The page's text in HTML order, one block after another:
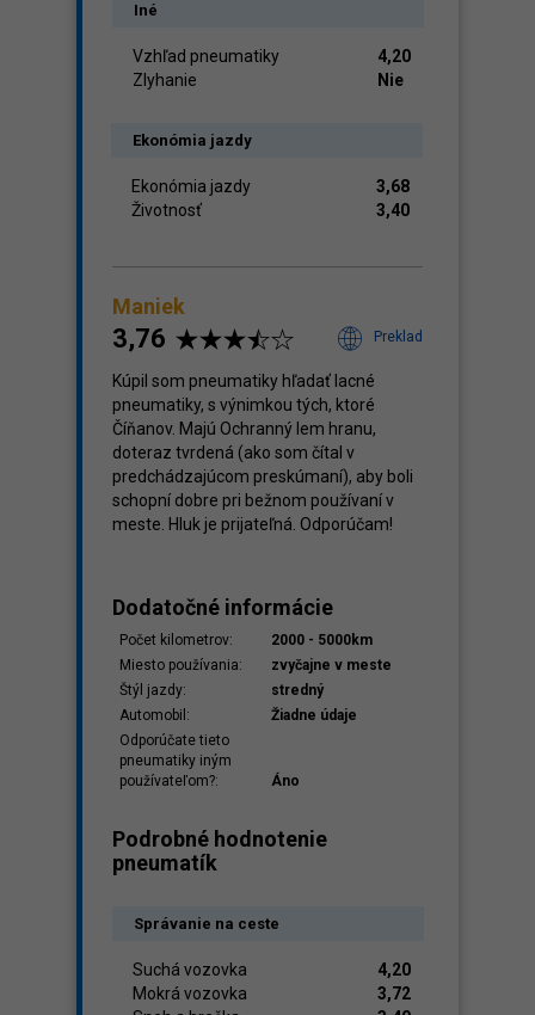
Iné
Vzhľad pneumatiky
4,20
Zlyhanie
Nie
Ekonómia jazdy
Ekonómia jazdy
3,68
Životnosť
3,40
Maniek
3,76 Preklad
Kúpil som pneumatiky hľadať lacné
pneumatiky, s výnimkou tých, ktoré
Číňanov. Majú Ochranný lem hranu,
doteraz tvrdená (ako som čítal v
predchádzajúcom preskúmaní), aby boli
schopní dobre pri bežnom používaní v
meste. Hluk je prijateľná. Odporúčam!
Dodatočné informácie
Počet kilometrov:
2000 - 5000km
Miesto používania:
zvyčajne v meste
Štýl jazdy:
stredný
Automobil:
Žiadne údaje
Odporúčate tieto
pneumatiky iným
používateľom?:
Áno
Podrobné hodnotenie
pneumatík
Správanie na ceste
Suchá vozovka
4,20
Mokrá vozovka
3,72